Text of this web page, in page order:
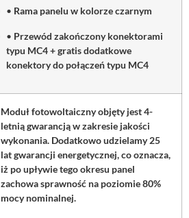
• Rama panelu w kolorze czarnym
• Przewód zakończony konektorami
typu MC4 + gratis dodatkowe
konektory do połączeń typu MC4
Moduł fotowoltaiczny objęty jest 4-
letnią gwarancją w zakresie jakości
wykonania. Dodatkowo udzielamy 25
lat gwarancji energetycznej, co oznacza,
iż po upływie tego okresu panel
zachowa sprawność na poziomie 80%
mocy nominalnej.